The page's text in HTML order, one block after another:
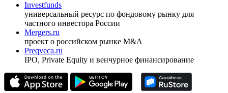
Investfunds
универсальный ресурс по фондовому рынку для
частного инвестора России
Mergers.ru
проект о российском рынке M&A
Preqveca.ru
IPO, Private Equity и венчурное финансирование